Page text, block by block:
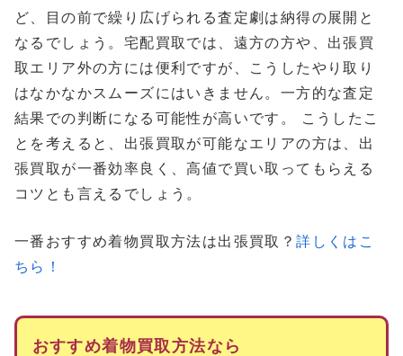
ど、目の前で繰り広げられる査定劇は納得の展開と
なるでしょう。宅配買取では、遠方の方や、出張買
取エリア外の方には便利ですが、こうしたやり取り
はなかなかスムーズにはいきません。一方的な査定
結果での判断になる可能性が高いです。 こうしたこ
とを考えると、出張買取が可能なエリアの方は、出
張買取が一番効率良く、高値で買い取ってもらえる
コツとも言えるでしょう。
一番おすすめ着物買取方法は出張買取？詳しくはこ
ちら！
おすすめ着物買取方法なら